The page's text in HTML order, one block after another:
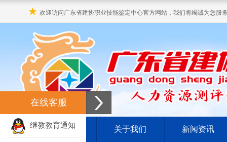
★ 欢迎访问广东省建协职业技能鉴定中心官方网站，我们将竭诚为您
网站首页 关于我们 新闻资讯
在线客服
继教教育通知